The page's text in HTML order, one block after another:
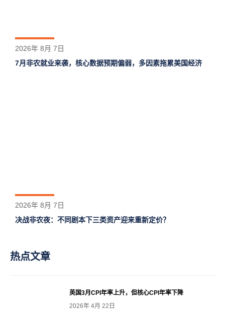
2026年 8月 7日
7月非农就业来袭，核心数据预期偏弱，多因素拖累美国经济
2026年 8月 7日
决战非农夜：不同剧本下三类资产迎来重新定价？
热点文章
英国3月CPI年率上升，但核心CPI年率下降
2026年 4月 22日